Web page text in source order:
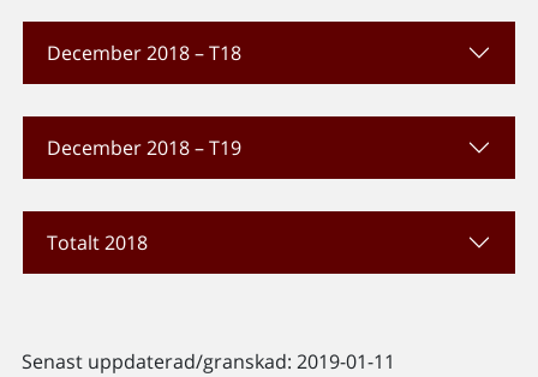
December 2018 – T18
December 2018 – T19
Totalt 2018
Senast uppdaterad/granskad: 2019-01-11